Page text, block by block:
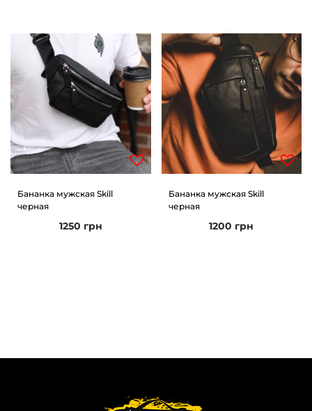
Бананка мужская Skill
черная
1250 грн
Бананка мужская Skill
черная
1200 грн